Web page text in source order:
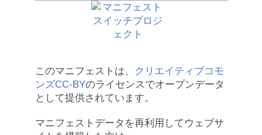
このマニフェストは、
クリエイティブコモ
ンズCC-BYのライセンスでオープンデータ
として提供されています。
マニフェストデータを再利用してウェブサ